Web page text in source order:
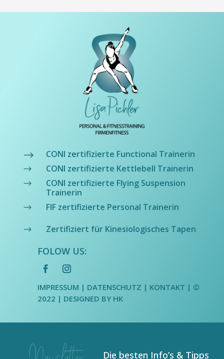
$ CONI zertifizierte Functional Trainerin
$ CONI zertifizierte Kettlebell Trainerin
$
CONI zertifizierte Flying Suspension
Trainerin
$ FIF zertifizierte Personal Trainerin
$ Zertifiziert für Kinesiologisches Tapen
FOLOW US:
IMPRESSUM | DATENSCHUTZ | KONTAKT | ©
2022 | DESIGNED BY HK
Die besten Info’s & Tipps